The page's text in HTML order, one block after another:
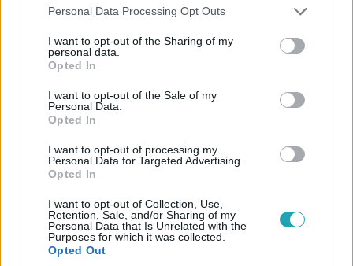
Please note that this website/app uses one or more Google
not limited to your visit or usage behaviour. You may click to
grant or deny consent to Google and its third-party tags to
use your data for below specified purposes in below Google
consent section.
Personal Data Processing Opt Outs
I want to opt-out of the Sharing of my
personal data.
Opted In
I want to opt-out of the Sale of my
Personal Data.
Opted In
I want to opt-out of processing my
Personal Data for Targeted Advertising.
Opted In
I want to opt-out of Collection, Use,
Retention, Sale, and/or Sharing of my
Personal Data that Is Unrelated with the
Purposes for which it was collected.
Opted Out
Az ugrás
Ha rosszul válaszolsz, a mélybe zuhansz –
hamarosan indul Az ugrás Gundel Takács
Gáborral
Öt játékos, öt méter magasan, öt millió forintért küzd az
célja van: hogy jó állításokat választva átjusson a híd
túloldalára. Az út azonban közel sem egyszerű, hiszen
több szintet kell megugraniuk a játékosoknak. Hamarosan